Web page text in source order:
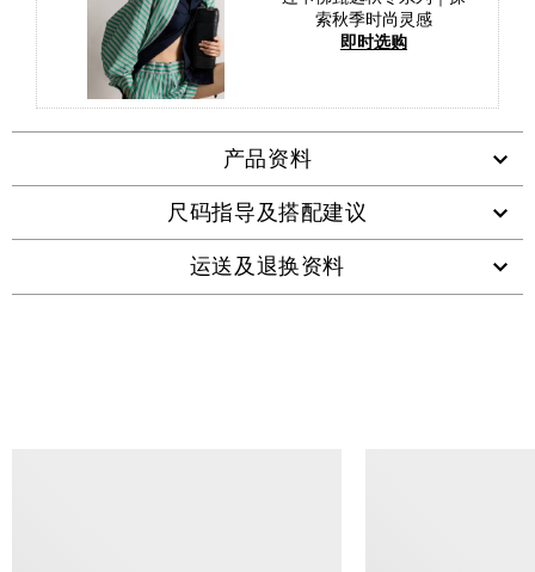
索秋季时尚灵感
即时选购
产品资料
尺码指导及搭配建议
运送及退换资料